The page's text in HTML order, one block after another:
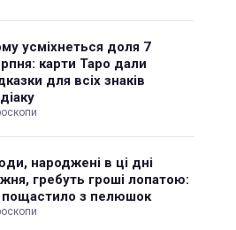
усміхнеться доля 7
карти Таро дали
для всіх знаків
народжені в ці дні
гребуть гроші лопатою:
пощастило з пелюшок